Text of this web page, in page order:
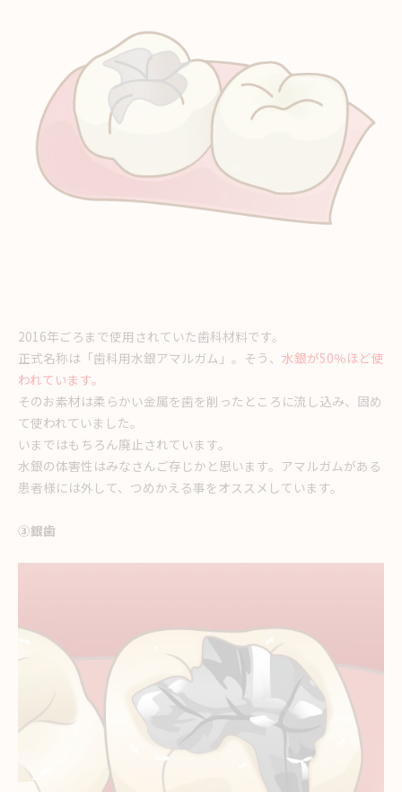
2016年ごろまで使用されていた歯科材料です。
正式名称は 「歯科用水銀アマルガム」。そう、 水銀が50％ほど使
われています。
そのお素材は柔らかい金属を歯を削ったところに流し込み、固め
て使われていました。
いまではもちろん廃止されています。
水銀の体害性はみなさんご存じかと思います。アマルガムがある
患者様には外して、つめかえる事をオススメしています。
③銀歯